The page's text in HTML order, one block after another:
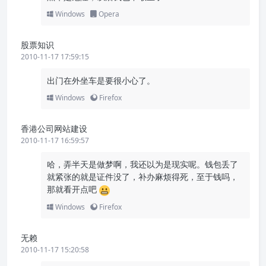
Windows Opera
股票知识
2010-11-17 17:59:15
出门在外坐车是要很小心了。
Windows Firefox
香港公司网站建设
2010-11-17 16:59:57
哈，弄半天是做梦啊，我还以为是现实呢。钱包丢了
就紧张的就是证件没了，补办麻烦得死，至于钱吗，
那就看开点吧
Windows Firefox
无赖
2010-11-17 15:20:58